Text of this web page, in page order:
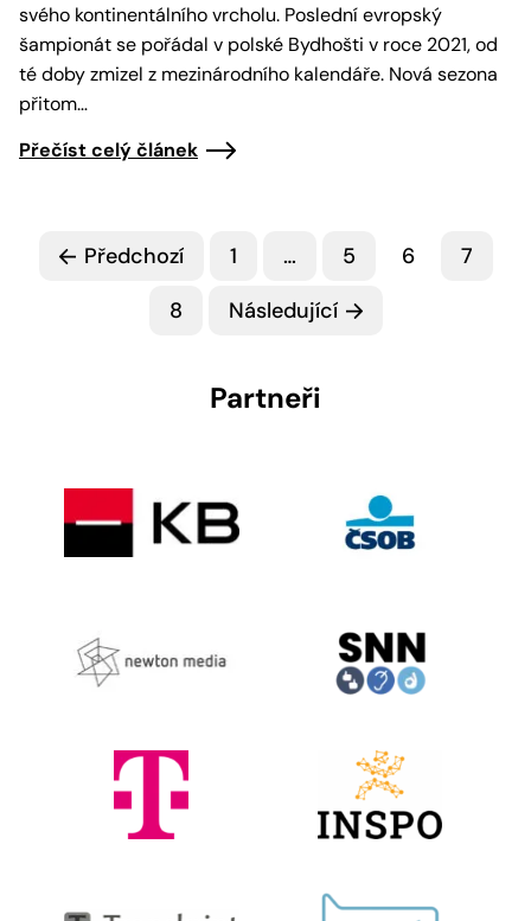
svého kontinentálního vrcholu. Poslední evropský
šampionát se pořádal v polské Bydhošti v roce 2021, od
té doby zmizel z mezinárodního kalendáře. Nová sezona
přitom…
Přečíst celý článek
Předchozí 1 … 5 6
7
8
Následující
Partneři